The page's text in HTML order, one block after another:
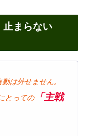
まらない
は外せません。
とっての「主戦